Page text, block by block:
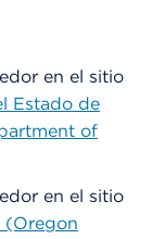
en el sitio
Estado de
of
en el sitio
(Oregon